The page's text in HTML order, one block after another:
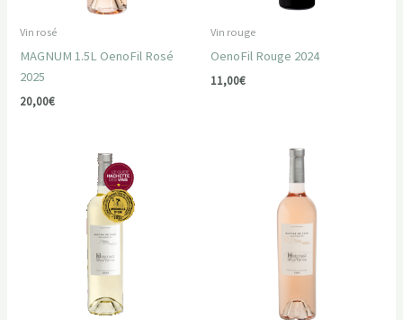
Vin rosé
MAGNUM 1.5L OenoFil Rosé
2025
20,00€
Vin rouge
OenoFil Rouge 2024
11,00€